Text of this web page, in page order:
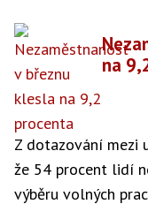
na
Z dotazování mezi
že 54 procent lidí
výběru volných